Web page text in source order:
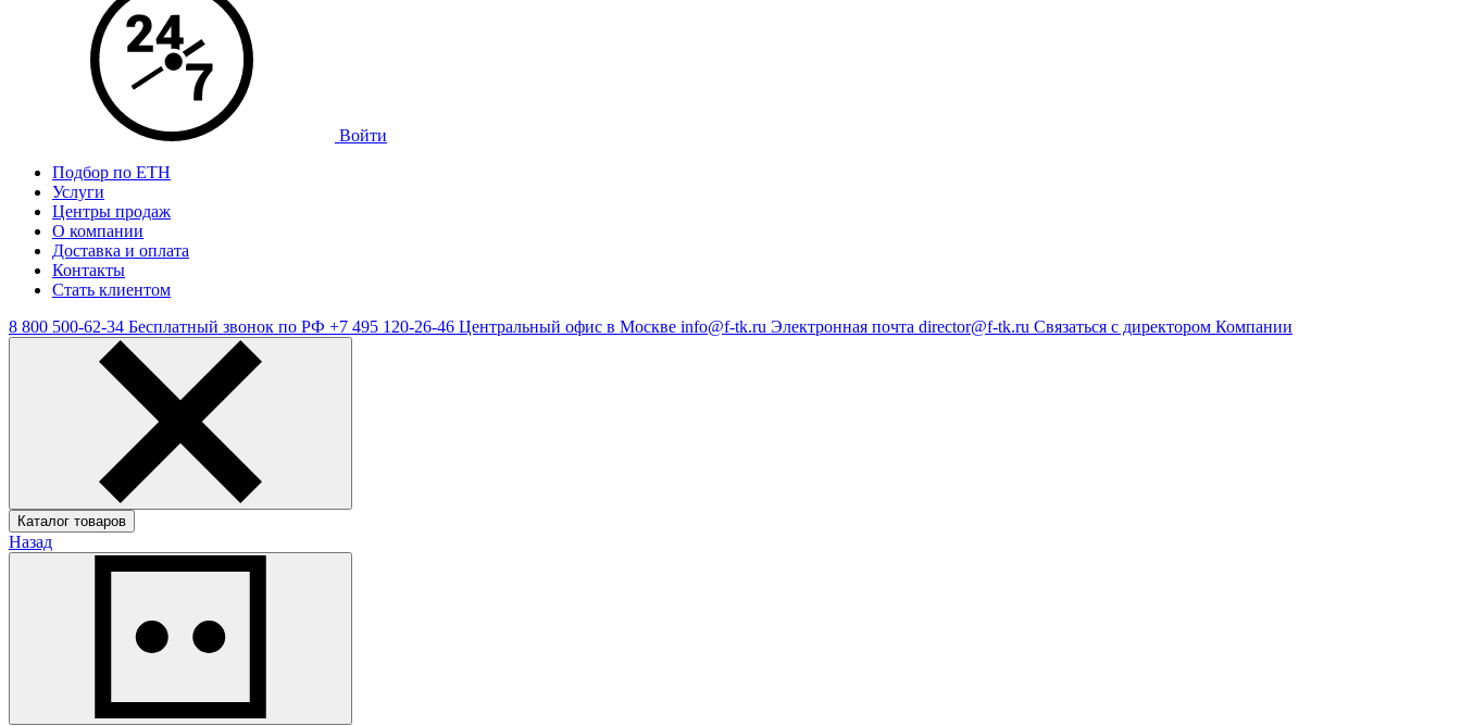
Войти
Подбор по ЕТН
Услуги
Центры продаж
О компании
Доставка и оплата
Контакты
Стать клиентом
8 800 500-62-34 Бесплатный звонок по РФ +7 495 120-26-46 Центральный офис в Москве info@f-tk.ru Электронная почта director@f-tk.ru Связаться с директором Компании
Каталог товаров
Назад